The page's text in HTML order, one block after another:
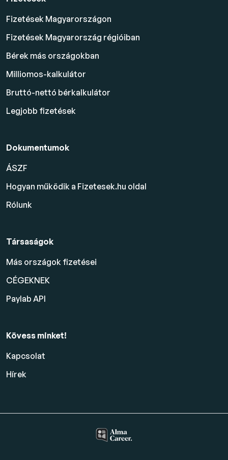
Fizetések Magyarországon
Fizetések Magyarország régióiban
Bérek más országokban
Milliomos-kalkulátor
Bruttó-nettó bérkalkulátor
Legjobb fizetések
Dokumentumok
ÁSZF
Hogyan működik a Fizetesek.hu oldal
Rólunk
Társaságok
Más országok fizetései
CÉGEKNEK
Paylab API
Kövess minket!
Kapcsolat
Hírek